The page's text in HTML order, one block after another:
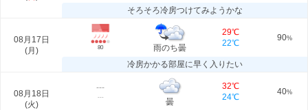
そろそろ冷房つけてみようかな
08月17日
(月 ) 80 雨のち曇
29℃
22℃
90%
冷房かかる部屋に早く入りたい
08月18日
(火)
---
---
曇
32℃
24℃
40%